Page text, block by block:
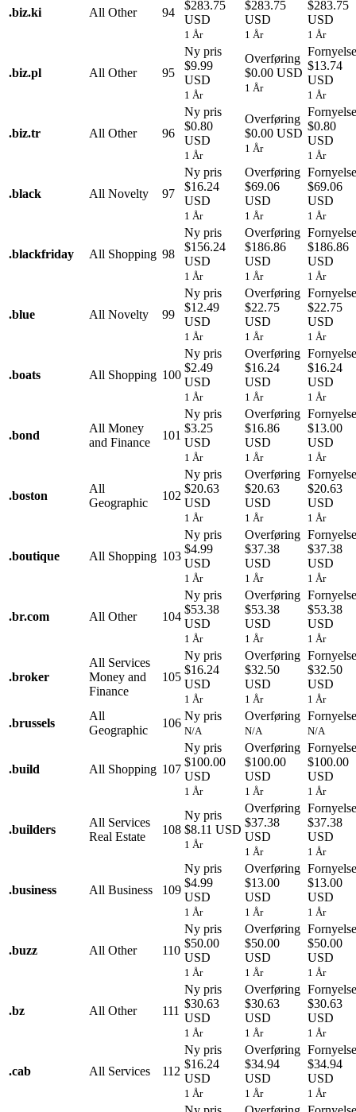
.biz.ki All Other 94
$283.75
USD
1 År
$283.75
USD
1 År
$283.75
USD
1 År
.biz.pl All Other 95
Ny pris
$9.99
USD
1 År
Overføring
$0.00 USD
1 År
Fornyelse
$13.74
USD
1 År
.biz.tr All Other 96
Ny pris
$0.80
USD
1 År
Overføring
$0.00 USD
1 År
Fornyelse
$0.80
USD
1 År
.black All Novelty 97
Ny pris
$16.24
USD
1 År
Overføring
$69.06
USD
1 År
Fornyelse
$69.06
USD
1 År
.blackfriday All Shopping 98
Ny pris
$156.24
USD
1 År
Overføring
$186.86
USD
1 År
Fornyelse
$186.86
USD
1 År
.blue All Novelty 99
Ny pris
$12.49
USD
1 År
Overføring
$22.75
USD
1 År
Fornyelse
$22.75
USD
1 År
.boats All Shopping 100
Ny pris
$2.49
USD
1 År
Overføring
$16.24
USD
1 År
Fornyelse
$16.24
USD
1 År
.bond
All Money
and Finance
101
Ny pris
$3.25
USD
1 År
Overføring
$16.86
USD
1 År
Fornyelse
$13.00
USD
1 År
.boston
All
Geographic
102
Ny pris
$20.63
USD
1 År
Overføring
$20.63
USD
1 År
Fornyelse
$20.63
USD
1 År
.boutique All Shopping 103
Ny pris
$4.99
USD
1 År
Overføring
$37.38
USD
1 År
Fornyelse
$37.38
USD
1 År
.br.com All Other 104
Ny pris
$53.38
USD
1 År
Overføring
$53.38
USD
1 År
Fornyelse
$53.38
USD
1 År
.broker
All Services
Money and
Finance
105
Ny pris
$16.24
USD
1 År
Overføring
$32.50
USD
1 År
Fornyelse
$32.50
USD
1 År
.brussels
All
Geographic
106
Ny pris
N/A
Overføring
N/A
Fornyelse
N/A
.build All Shopping 107
Ny pris
$100.00
USD
1 År
Overføring
$100.00
USD
1 År
Fornyelse
$100.00
USD
1 År
.builders
All Services
Real Estate
108
Ny pris
$8.11 USD
1 År
Overføring
$37.38
USD
1 År
Fornyelse
$37.38
USD
1 År
.business All Business 109
Ny pris
$4.99
USD
1 År
Overføring
$13.00
USD
1 År
Fornyelse
$13.00
USD
1 År
.buzz All Other 110
Ny pris
$50.00
USD
1 År
Overføring
$50.00
USD
1 År
Fornyelse
$50.00
USD
1 År
.bz All Other 111
Ny pris
$30.63
USD
1 År
Overføring
$30.63
USD
1 År
Fornyelse
$30.63
USD
1 År
.cab All Services 112
Ny pris
$16.24
USD
1 År
Overføring
$34.94
USD
1 År
Fornyelse
$34.94
USD
1 År